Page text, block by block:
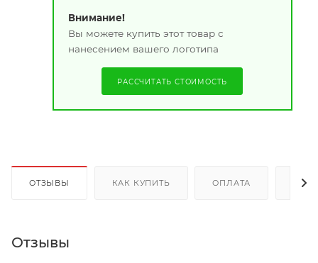
Внимание!
Вы можете купить этот товар с
нанесением вашего логотипа
РАССЧИТАТЬ СТОИМОСТЬ
ОТЗЫВЫ КАК КУПИТЬ ОПЛАТА
Отзывы